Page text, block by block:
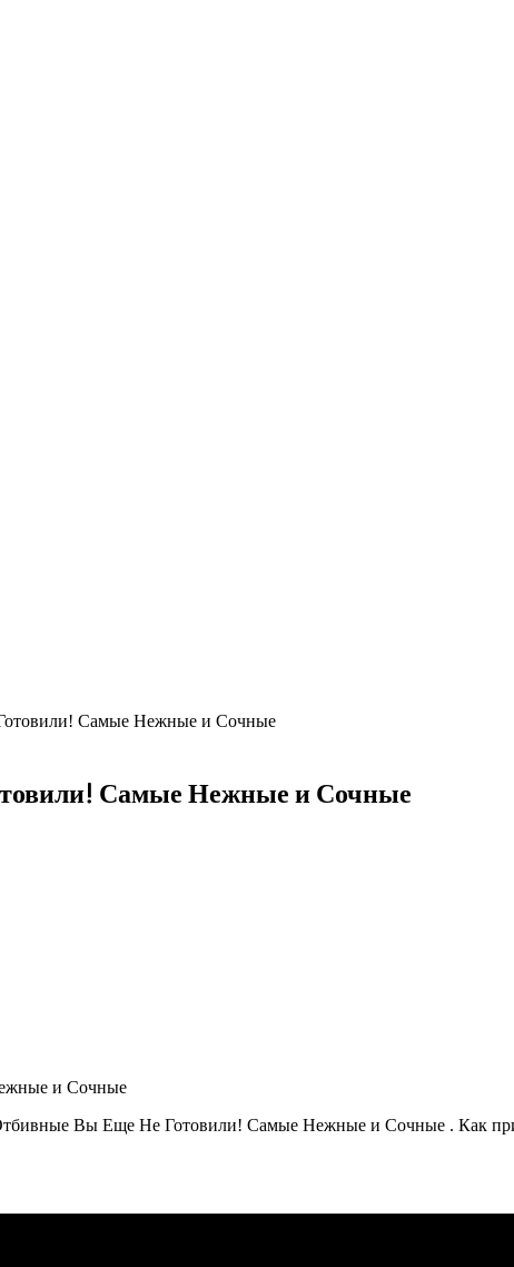
Самые Нежные и Сочные
Самые Нежные и Сочные
Вы Еще Не Готовили! Самые Нежные и Сочные . Как